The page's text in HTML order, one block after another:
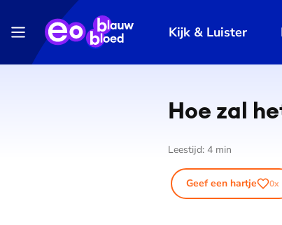
Kijk & Luister
Hoe zal
Leestijd: 4 min
Geef een hartje 0x